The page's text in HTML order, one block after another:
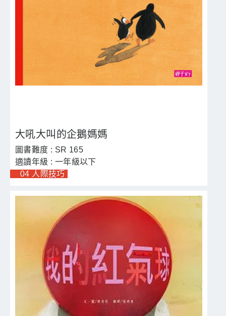
大吼大叫的企鵝媽媽
SR 165
一年級以下
04 人際技巧